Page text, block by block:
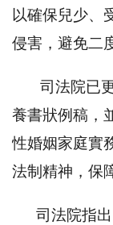
以確保兒少、
侵害，避免二
司法院已更
養書狀例稿，
性婚姻家庭實
法制精神，保
司法院指出